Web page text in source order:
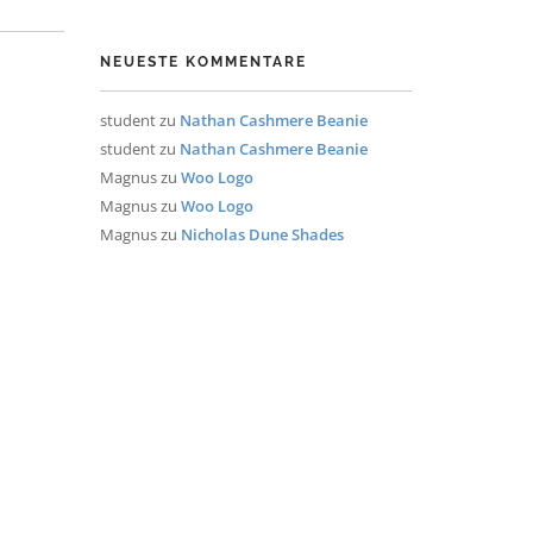
NEUESTE KOMMENTARE
studentzu Nathan Cashmere Beanie
studentzu Nathan Cashmere Beanie
Magnuszu Woo Logo
Magnuszu Woo Logo
Magnuszu Nicholas Dune Shades